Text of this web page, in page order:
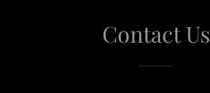
Contact Us